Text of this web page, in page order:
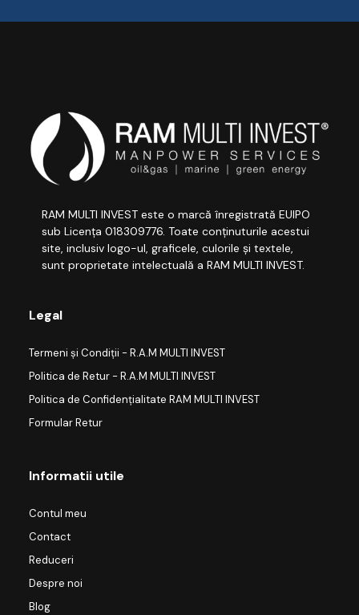
RAM MULTI INVEST este o marcă înregistrată EUIPO
sub Licența 018309776. Toate conținuturile acestui
site, inclusiv logo-ul, graficele, culorile și textele,
sunt proprietate intelectuală a RAM MULTI INVEST.
Legal
Termeni și Condiții - R.A.M MULTI INVEST
Politica de Retur - R.A.M MULTI INVEST
Politica de Confidențialitate RAM MULTI INVEST
Formular Retur
Informatii utile
Contul meu
Contact
Reduceri
Despre noi
Blog